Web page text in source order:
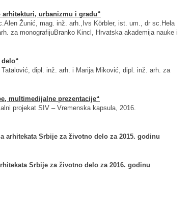
urbanizmu i gradu“
Žunić, mag. inž. arh.,Ivs Körbler, ist. um., dr sc.Hela
za monografijuBranko Kincl, Hrvatska akademija nauke i
dipl. inž. arh. i Marija Miković, dipl. inž. arh. za
multimedijalne prezentacije“
projekat SIV – Vremenska kapsula, 2016.
arhitekata Srbije za životno delo za 2015. godinu
Srbije za životno delo za 2016. godinu